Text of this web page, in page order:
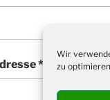
Wir
zu
*